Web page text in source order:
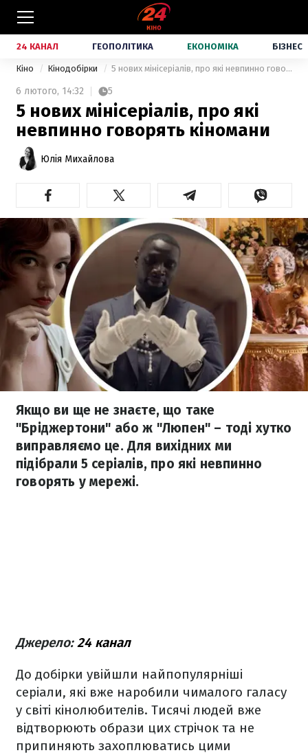
24 КАНАЛ ГЕОПОЛІТИКА ЕКОНОМІКА БІЗНЕС
Кіно Кінодобірки 5 нових мінісеріалів, про які невпинно говорять кіномани
6 лютого, 14:32 5
5 нових мінісеріалів, про які
невпинно говорять кіномани
Юлія Михайлова
Якщо ви ще не знаєте, що таке
"Бріджертони" або ж "Люпен" – тоді хутко
виправляємо це. Для вихідних ми
підібрали 5 серіалів, про які невпинно
говорять у мережі.
Джерело:24 канал
До добірки увійшли найпопулярніші
серіали, які вже наробили чималого галасу
у світі кінолюбителів. Тисячі людей вже
відтворюють образи цих стрічок та не
припиняють захоплюватись цими